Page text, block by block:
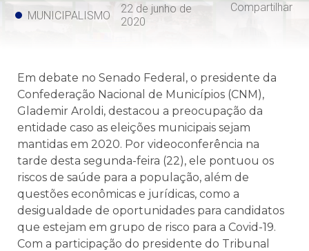
MUNICIPALISMO
22 de junho de
2020
Compartilhar
Em debate no Senado Federal, o presidente da
Confederação Nacional de Municípios (CNM),
Glademir Aroldi, destacou a preocupação da
entidade caso as eleições municipais sejam
mantidas em 2020. Por videoconferência na
tarde desta segunda-feira (22), ele pontuou os
riscos de saúde para a população, além de
questões econômicas e jurídicas, como a
desigualdade de oportunidades para candidatos
que estejam em grupo de risco para a Covid-19.
Com a participação do presidente do Tribunal